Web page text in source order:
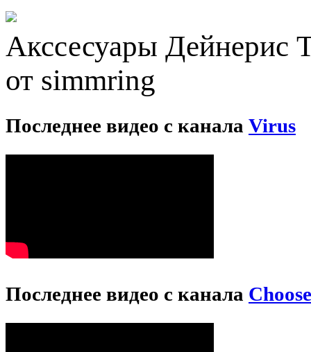
Акссесуары Дейнерис
от simmring
Последнее видео с канала Virus
Последнее видео с канала